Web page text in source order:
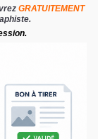
GRATUITEMENT